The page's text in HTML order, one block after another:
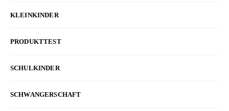
KLEINKINDER
PRODUKTTEST
SCHULKINDER
SCHWANGERSCHAFT